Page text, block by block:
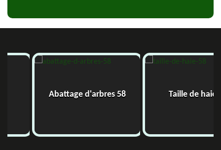
Abattage d'arbres 58 Taille de haie